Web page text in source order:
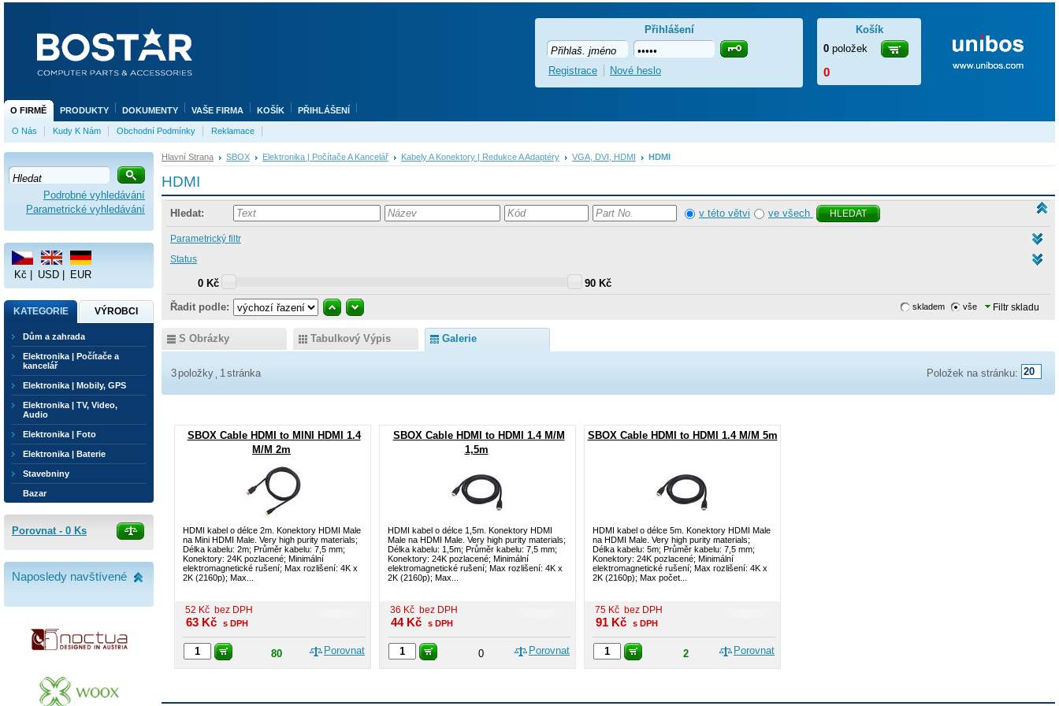
Hlavní Strana SBOX Elektronika | Počítače A Kancelář Kabely A Konektory | Redukce A Adaptéry VGA, DVI, HDMI HDMI
HDMI
Hledat: v této větvi ve všech HLEDAT
Parametrický filtr
Status
0 Kč
90 Kč
Řadit podle:
Filtr skladu
skladem vše
S Obrázky Tabulkový Výpis Galerie
Položek na stránku:
3 položky 1stránka
SBOX Cable HDMI to MINI HDMI 1.4
M/M 2m
HDMI kabel o délce 2m. Konektory HDMI Male
na Mini HDMI Male. Very high purity materials;
Délka kabelu: 2m; Průměr kabelu: 7,5 mm;
Konektory: 24K pozlacené; Minimální
elektromagnetické rušení; Max rozlišení: 4K x
2K (2160p); Max...
52 Kč bez DPH
63 Kč s DPH
Porovnat
80
SBOX Cable HDMI to HDMI 1.4 M/M
1,5m
HDMI kabel o délce 1,5m. Konektory HDMI
Male na HDMI Male. Very high purity materials;
Délka kabelu: 1,5m; Průměr kabelu: 7,5 mm;
Konektory: 24K pozlacené; Minimální
elektromagnetické rušení; Max rozlišení: 4K x
2K (2160p); Max...
36 Kč bez DPH
44 Kč s DPH
Porovnat
0
SBOX Cable HDMI to HDMI 1.4 M/M 5m
HDMI kabel o délce 5m. Konektory HDMI Male
na HDMI Male. Very high purity materials;
Délka kabelu: 5m; Průměr kabelu: 7,5 mm;
Konektory: 24K pozlacené; Minimální
elektromagnetické rušení; Max rozlišení: 4K x
2K (2160p); Max počet...
75 Kč bez DPH
91 Kč s DPH
Porovnat
2
Podrobné vyhledávání
Parametrické vyhledávání
Kč USD EUR
KATEGORIE VÝROBCI
Dům a zahrada
Elektronika | Počítače a
kancelář
Elektronika | Mobily, GPS
Elektronika | TV, Video,
Audio
Elektronika | Foto
Elektronika | Baterie
Stavebniny
Bazar
Porovnat - 0 Ks
Naposledy navštívené
O FIRMĚ PRODUKTY DOKUMENTY VAŠE FIRMA KOŠÍK PŘIHLÁŠENÍ
O Nás Kudy K Nám Obchodní Podmínky Reklamace
Košík
0 položek
0
Přihlášení
Registrace Nové heslo